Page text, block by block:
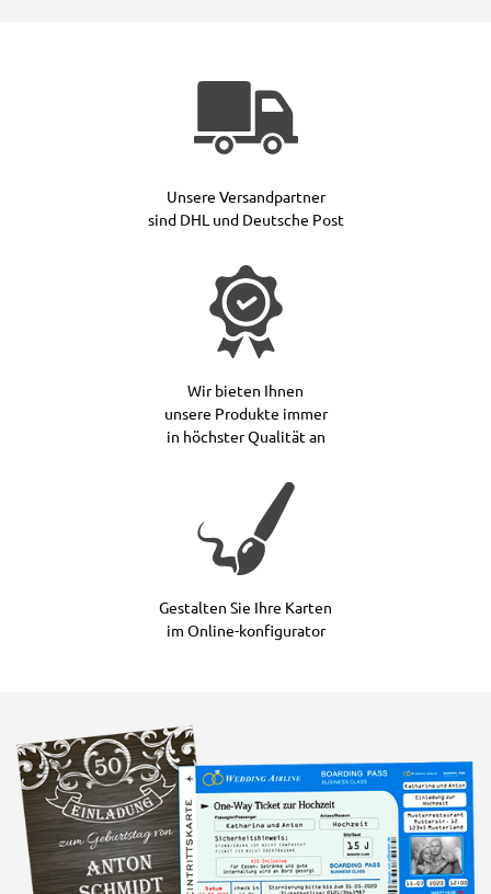
Unsere Versandpartner
sind DHL und Deutsche Post
Wir bieten Ihnen
unsere Produkte immer
in höchster Qualität an
Gestalten Sie Ihre Karten
im Online-konfigurator